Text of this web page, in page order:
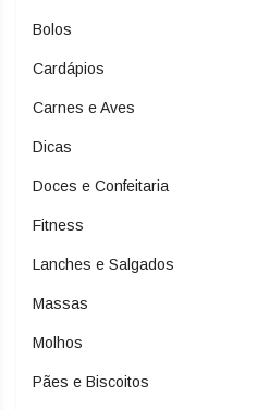
Bolos
Cardápios
Carnes e Aves
Dicas
Doces e Confeitaria
Fitness
Lanches e Salgados
Massas
Molhos
Pães e Biscoitos